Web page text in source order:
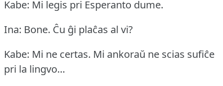
Kabe: Mi legis pri Esperanto dume.
Ina: Bone. Ĉu ĝi plaĉas al vi?
Kabe: Mi ne certas. Mi ankoraŭ ne scias sufiĉe
pri la lingvo…